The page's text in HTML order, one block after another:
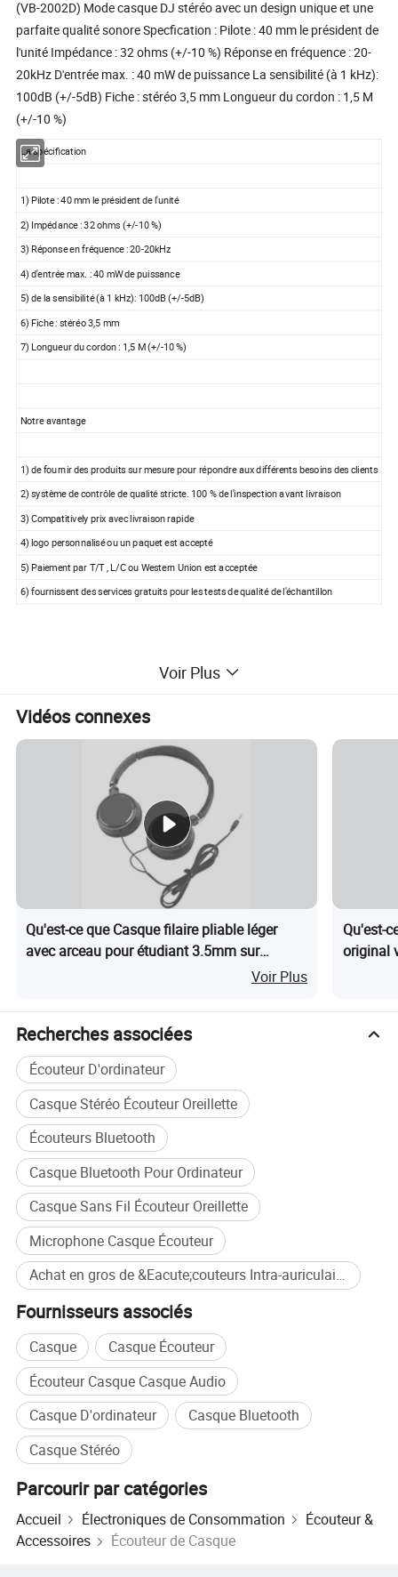
(VB-2002D) Mode casque DJ stéréo avec un design unique et une
parfaite qualité sonore Specfication : Pilote : 40 mm le président de
l'unité Impédance : 32 ohms (+/-10 %) Réponse en fréquence : 20-
20kHz D'entrée max. : 40 mW de puissance La sensibilité (à 1 kHz):
100dB (+/-5dB) Fiche : stéréo 3,5 mm Longueur du cordon : 1,5 M
(+/-10 %)
La spécification
1) Pilote : 40 mm le président de l'unité
2) Impédance : 32 ohms (+/-10 %)
3) Réponse en fréquence : 20-20kHz
4) d'entrée max. : 40 mW de puissance
5) de la sensibilité (à 1 kHz): 100dB (+/-5dB)
6) Fiche : stéréo 3,5 mm
7) Longueur du cordon : 1,5 M (+/-10 %)
Notre avantage
1) de fournir des produits sur mesure pour répondre aux différents besoins des clients
2) système de contrôle de qualité stricte. 100 % de l'inspection avant livraison
3) Compatitively prix avec livraison rapide
4) logo personnalisé ou un paquet est accepté
5) Paiement par T/T , L/C ou Western Union est acceptée
6) fournissent des services gratuits pour les tests de qualité de l'échantillon
Voir Plus
Vidéos connexes
Qu'est-ce que Casque filaire pliable léger
avec arceau pour étudiant 3.5mm sur
l'oreille, écouteurs personnalisés sansVoir Plus
Qu'est-
original
Recherches associées
Écouteur D'ordinateur
Casque Stéréo Écouteur Oreillette
Écouteurs Bluetooth
Casque Bluetooth Pour Ordinateur
Casque Sans Fil Écouteur Oreillette
Microphone Casque Écouteur
Achat en gros de &Eacute;couteurs Intra-auriculaires
Fournisseurs associés
Casque
Casque Écouteur
Écouteur Casque Casque Audio
Casque D'ordinateur
Casque Bluetooth
Casque Stéréo
Parcourir par catégories
Accueil Électroniques de Consommation
Écouteur &
Accessoires
Écouteur de Casque